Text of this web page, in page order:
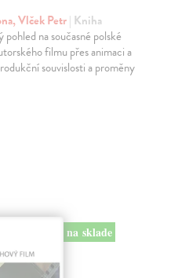
Vlček Petr| Kniha
na současné polské
filmu přes animaci a
souvislosti a proměny
na sklade